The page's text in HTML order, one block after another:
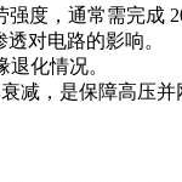
度，通常需完成
对电路的影响。
化情况。
减，是保障高压并